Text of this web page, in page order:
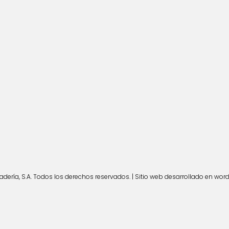
S.A. Todos los derechos reservados. | Sitio web desarrollado en